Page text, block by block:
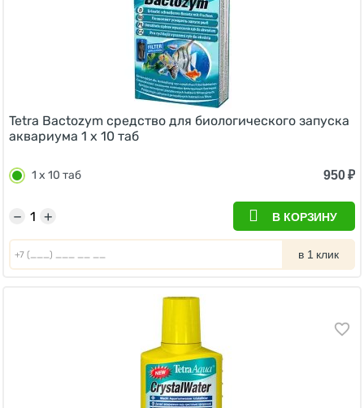
Tetra Bactozym средство для биологического запуска
аквариума 1 х 10 таб
1 х 10 таб 950₽
+
− В КОРЗИНУ
в 1 клик